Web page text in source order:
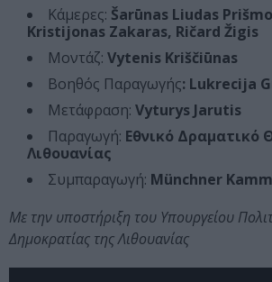
Κάμερες: Šarūnas Liudas
Kristijonas Zakaras, Ričard Žigis
Μοντάζ: Vytenis Kriščiūnas
Βοηθός Παραγωγής: Lukrecija
Μετάφραση: Vyturys Jarutis
Παραγωγή: Εθνικό Δραματικό
Λιθουανίας
Συμπαραγωγή: Münchner
Με την υποστήριξη του Υπουργείου
Δημοκρατίας της Λιθουανίας